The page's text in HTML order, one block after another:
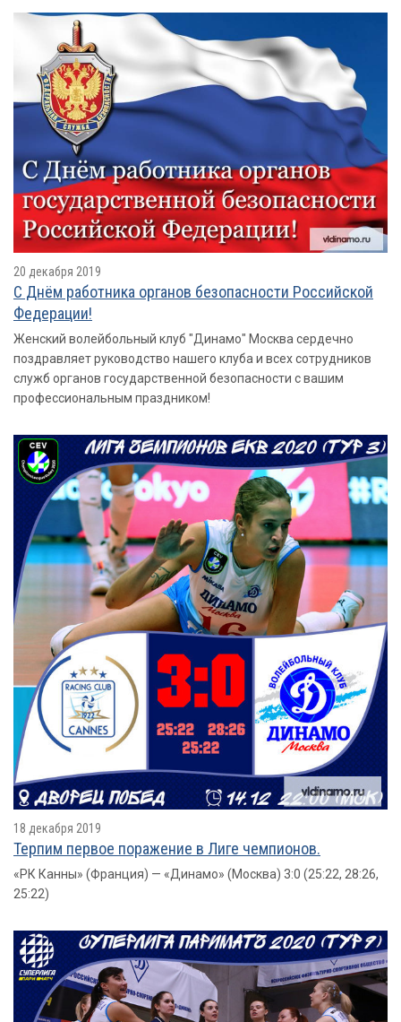
20 декабря 2019
С Днём работника органов безопасности Российской
Федерации!
Женский волейбольный клуб "Динамо" Москва сердечно
поздравляет руководство нашего клуба и всех сотрудников
служб органов государственной безопасности с вашим
профессиональным праздником!
18 декабря 2019
Терпим первое поражение в Лиге чемпионов.
«РК Канны» (Франция) — «Динамо» (Москва) 3:0 (25:22, 28:26,
25:22)